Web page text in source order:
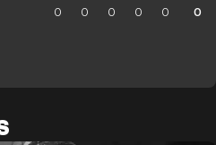
0 0 0 0 0 0